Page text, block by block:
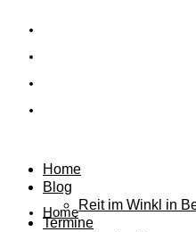
Home
Home
Blog
Reit im Winkl in
Termine